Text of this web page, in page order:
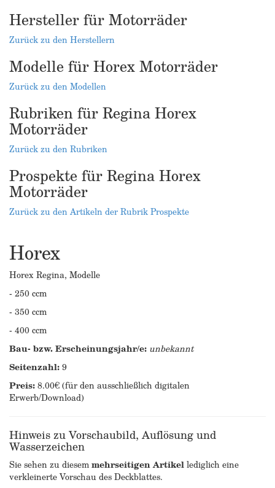
Hersteller für Motorräder
Zurück zu den Herstellern
Modelle für Horex Motorräder
Zurück zu den Modellen
Rubriken für Regina Horex
Motorräder
Zurück zu den Rubriken
Prospekte für Regina Horex
Motorräder
Zurück zu den Artikeln der Rubrik Prospekte
Horex
Horex Regina, Modelle
- 250 ccm
- 350 ccm
- 400 ccm
Bau- bzw. Erscheinungsjahr/e: unbekannt
Seitenzahl:9
Preis:8.00€ (für den ausschließlich digitalen
Erwerb/Download)
Hinweis zu Vorschaubild, Auflösung und
Wasserzeichen
Sie sehen zu diesemmehrseitigen Artikellediglich eine
verkleinerte Vorschau des Deckblattes.